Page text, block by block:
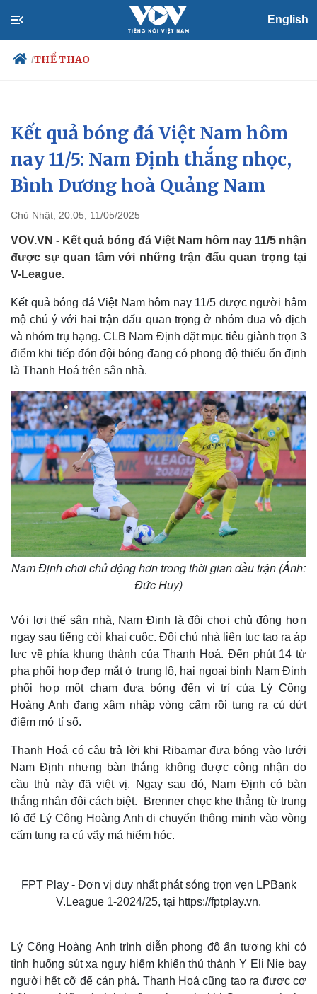
English
/THỂ THAO
Chính trị
Tổ chức nhân sự
Quốc hội
Xã hội
Tin 24h
Dự báo thời tiết
Giáo dục
Dấu ấn VOV
Kết quả bóng đá Việt Nam hôm
nay 11/5: Nam Định thắng nhọc,
Bình Dương hoà Quảng Nam
Chủ Nhật, 20:05, 11/05/2025
VOV.VN - Kết quả bóng đá Việt Nam hôm nay 11/5 nhận
được sự quan tâm với những trận đấu quan trọng tại
V-League.
Kết quả bóng đá Việt Nam hôm nay 11/5 được người hâm
mộ chú ý với hai trận đấu quan trọng ở nhóm đua vô địch
và nhóm trụ hạng. CLB Nam Định đặt mục tiêu giành trọn 3
điểm khi tiếp đón đội bóng đang có phong độ thiếu ổn định
là Thanh Hoá trên sân nhà.
Nam Định chơi chủ động hơn trong thời gian đầu trận (Ảnh:
Đức Huy)
Với lợi thế sân nhà, Nam Định là đội chơi chủ động hơn
ngay sau tiếng còi khai cuộc. Đội chủ nhà liên tục tạo ra áp
lực về phía khung thành của Thanh Hoá. Đến phút 14 từ
pha phối hợp đẹp mắt ở trung lộ, hai ngoại binh Nam Định
phối hợp một chạm đưa bóng đến vị trí của Lý Công
Hoàng Anh đang xâm nhập vòng cấm rồi tung ra cú dứt
điểm mở tỉ số.
Thanh Hoá có câu trả lời khi Ribamar đưa bóng vào lưới
Nam Định nhưng bàn thắng không được công nhận do
cầu thủ này đã việt vị. Ngay sau đó, Nam Định có bàn
thắng nhân đôi cách biệt. Brenner chọc khe thẳng từ trung
lộ để Lý Công Hoàng Anh di chuyển thông minh vào vòng
cấm tung ra cú vẩy má hiểm hóc.
d
a
w
n
d
The media could not be loaded, either because the server
FPT Play - Đơn vị duy nhất phát sóng trọn vẹn LPBank
V.League 1-2024/25, tại https://fptplay.vn.
Lý Công Hoàng Anh trình diễn phong độ ấn tượng khi có
tình huống sút xa nguy hiểm khiến thủ thành Y Eli Nie bay
người hết cỡ để cản phá. Thanh Hoá cũng tạo ra được cơ